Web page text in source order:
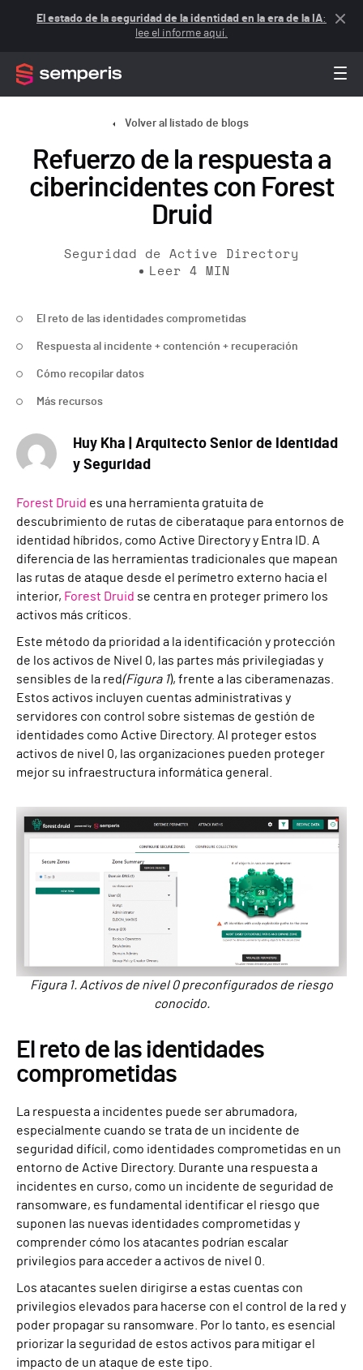
El estado de la seguridad de la identidad en la era de la IA:
lee el informe aquí.
Volver al listado de blogs
Refuerzo de la respuesta a
ciberincidentes con Forest
Druid
Seguridad de Active Directory
Leer
4 MIN
El reto de las identidades comprometidas
Respuesta al incidente + contención + recuperación
Cómo recopilar datos
Más recursos
Huy Kha | Arquitecto Senior de Identidad
y Seguridad
Forest Druid es una herramienta gratuita de
descubrimiento de rutas de ciberataque para entornos de
identidad híbridos, como Active Directory y Entra ID. A
diferencia de las herramientas tradicionales que mapean
las rutas de ataque desde el perímetro externo hacia el
interior, Forest Druid se centra en proteger primero los
activos más críticos.
Este método da prioridad a la identificación y protección
de los activos de Nivel 0, las partes más privilegiadas y
sensibles de la red(Figura 1), frente a las ciberamenazas.
Estos activos incluyen cuentas administrativas y
servidores con control sobre sistemas de gestión de
identidades como Active Directory. Al proteger estos
activos de nivel 0, las organizaciones pueden proteger
mejor su infraestructura informática general.
Figura 1. Activos de nivel 0 preconfigurados de riesgo
conocido.
El reto de las identidades
comprometidas
La respuesta a incidentes puede ser abrumadora,
especialmente cuando se trata de un incidente de
seguridad difícil, como identidades comprometidas en un
entorno de Active Directory. Durante una respuesta a
incidentes en curso, como un incidente de seguridad de
ransomware, es fundamental identificar el riesgo que
suponen las nuevas identidades comprometidas y
comprender cómo los atacantes podrían escalar
privilegios para acceder a activos de nivel 0.
Los atacantes suelen dirigirse a estas cuentas con
privilegios elevados para hacerse con el control de la red y
poder propagar su ransomware. Por lo tanto, es esencial
priorizar la seguridad de estos activos para mitigar el
impacto de un ataque de este tipo.